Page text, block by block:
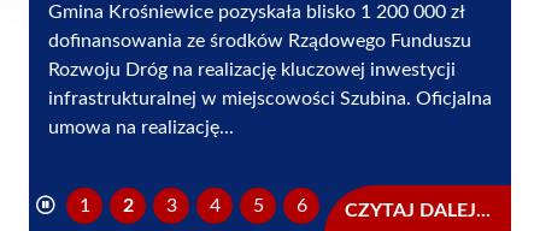
Gmina Krośniewice pozyskała blisko 1 200 000 zł
dofinansowania ze środków Rządowego Funduszu
Rozwoju Dróg na realizację kluczowej inwestycji
infrastrukturalnej w miejscowości Szubina. Oficjalna
umowa na realizację...
CZYTAJ DALEJ...
1 2 3 4 5 6